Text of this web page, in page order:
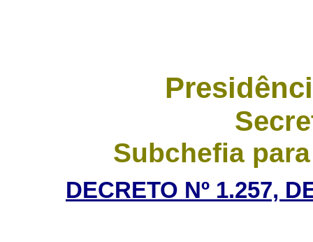
Subchefia
DECRETO Nº 1.257,